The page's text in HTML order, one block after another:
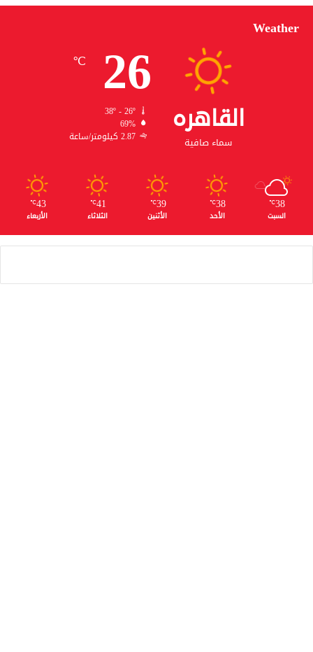
Weather
القاهره
سماء صافية
26
℃
38º - 26º
69%
2.87 كيلومتر/ساعة
38
℃
السبت
38
℃
الأحد
39
℃
الأثنين
41
℃
الثلاثاء
43
℃
الأربعاء